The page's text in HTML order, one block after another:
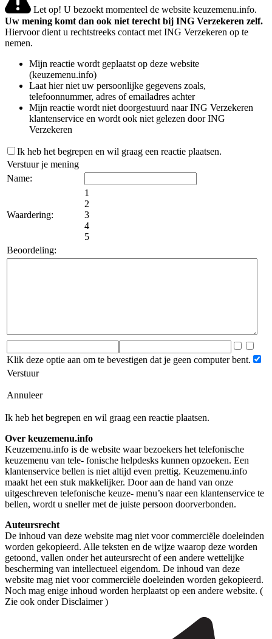
Let op! U bezoekt momenteel de website keuzemenu.info.
Uw mening komt dan ook niet terecht bij ING Verzekeren zelf.
Hiervoor dient u rechtstreeks contact met ING Verzekeren op te
nemen.
Mijn reactie wordt geplaatst op deze website
(keuzemenu.info)
Laat hier niet uw persoonlijke gegevens zoals,
telefoonnummer, adres of emailadres achter
Mijn reactie wordt niet doorgestuurd naar ING Verzekeren
klantenservice en wordt ook niet gelezen door ING
Verzekeren
Ik heb het begrepen en wil graag een reactie plaatsen.
Verstuur je mening
Name:
Waardering:
1
2
3
4
5
Beoordeling:
Klik deze optie aan om te bevestigen dat je geen computer bent.
Verstuur
Annuleer
Ik heb het begrepen en wil graag een reactie plaatsen.
Over keuzemenu.info
Keuzemenu.info is de website waar bezoekers het telefonische
keuzemenu van tele- fonische helpdesks kunnen opzoeken. Een
klantenservice bellen is niet altijd even prettig. Keuzemenu.info
maakt het een stuk makkelijker. Door aan de hand van onze
uitgeschreven telefonische keuze- menu’s naar een klantenservice te
bellen, wordt u sneller met de juiste persoon doorverbonden.
Auteursrecht
De inhoud van deze website mag niet voor commerciële doeleinden
worden gekopieerd. Alle teksten en de wijze waarop deze worden
getoond, vallen onder het auteursrecht of een andere wettelijke
bescherming van intellectueel eigendom. De inhoud van deze
website mag niet voor commerciële doeleinden worden gekopieerd.
Noch mag enige inhoud worden herplaatst op een andere website. (
Zie ook onder Disclaimer )